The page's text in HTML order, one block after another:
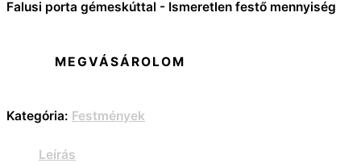
Falusi porta gémeskúttal - Ismeretlen festő mennyiség
MEGVÁSÁROLOM
Kategória: Festmények
Leírás